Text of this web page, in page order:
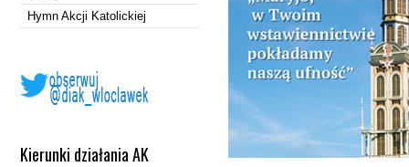
Hymn Akcji Katolickiej
Kierunki działania AK